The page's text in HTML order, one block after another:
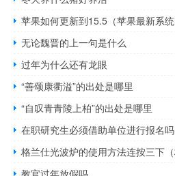
苹果如何更新到15.5（苹果最新系统
无论魏晋的上一句是什么
过年为什么还有龙眼
“善颂康衢溢”的出处是哪里
“自叹青青陵上柏”的出处是哪里
在职研究生必须借助单位进行报名吗
格兰仕光波炉的使用方法连按三下
教官过年放假吗